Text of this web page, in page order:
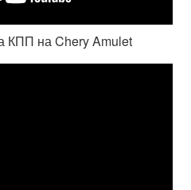
КПП на Chery Amulet